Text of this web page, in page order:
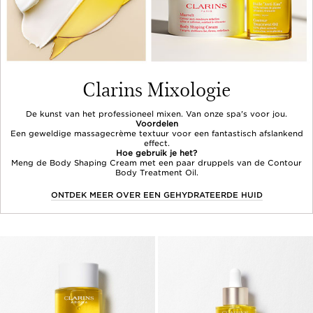
Clarins Mixologie
De kunst van het professioneel mixen. Van onze spa's voor jou.
Voordelen
Een geweldige massagecrème textuur voor een fantastisch afslankend
effect.
Hoe gebruik je het?
Meng de Body Shaping Cream met een paar druppels van de Contour
Body Treatment Oil.
ONTDEK MEER OVER EEN GEHYDRATEERDE HUID